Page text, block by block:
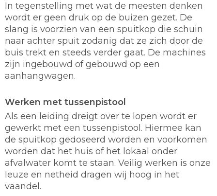
In tegenstelling met wat de meesten denken
wordt er geen druk op de buizen gezet. De
slang is voorzien van een spuitkop die schuin
naar achter spuit zodanig dat ze zich door de
buis trekt en steeds verder gaat. De machines
zijn ingebouwd of gebouwd op een
aanhangwagen.
Werken met tussenpistool
Als een leiding dreigt over te lopen wordt er
gewerkt met een tussenpistool. Hiermee kan
de spuitkop gedoseerd worden en voorkomen
worden dat het huis of het lokaal onder
afvalwater komt te staan. Veilig werken is onze
leuze en netheid dragen wij hoog in het
vaandel.